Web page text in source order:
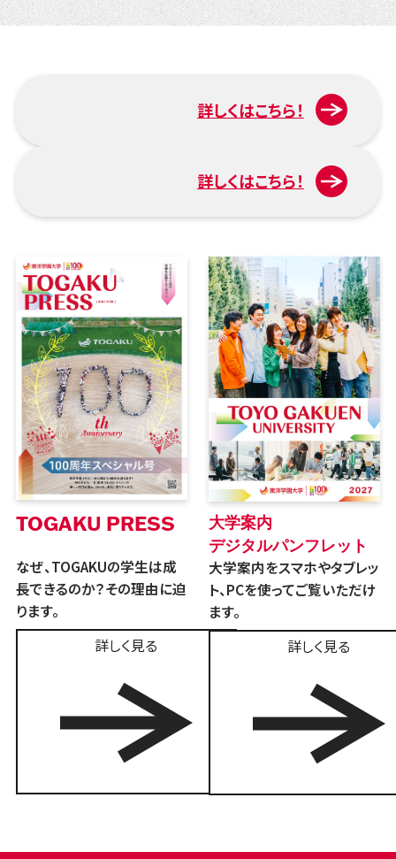
詳しくはこちら！
詳しくはこちら！
TOGAKU PRESS
なぜ、TOGAKUの学生は成
長できるのか？その理由に迫
ります。
詳しく見る
大学案内
デジタルパンフレット
大学案内をスマホやタブレッ
ト、PCを使ってご覧いただけ
ます。
詳しく見る